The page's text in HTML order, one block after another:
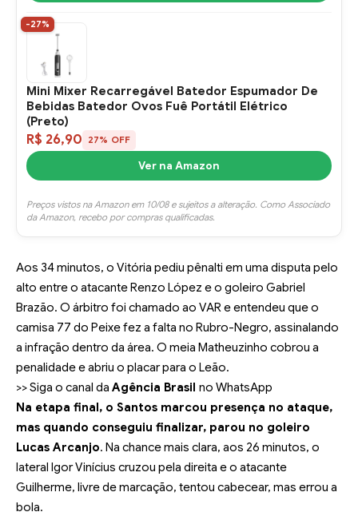
-27%
Mini Mixer Recarregável Batedor Espumador De
Bebidas Batedor Ovos Fuê Portátil Elétrico
(Preto)
R$ 26,90 27% OFF
Ver na Amazon
Preços vistos na Amazon em 10/08 e sujeitos a alteração. Como Associado
da Amazon, recebo por compras qualificadas.
Aos 34 minutos, o Vitória pediu pênalti em uma disputa pelo
alto entre o atacante Renzo López e o goleiro Gabriel
Brazão. O árbitro foi chamado ao VAR e entendeu que o
camisa 77 do Peixe fez a falta no Rubro-Negro, assinalando
a infração dentro da área. O meia Matheuzinho cobrou a
penalidade e abriu o placar para o Leão.
>> Siga o canal da Agência Brasil no WhatsApp
Na etapa final, o Santos marcou presença no ataque,
mas quando conseguiu finalizar, parou no goleiro
Lucas Arcanjo. Na chance mais clara, aos 26 minutos, o
lateral Igor Vinícius cruzou pela direita e o atacante
Guilherme, livre de marcação, tentou cabecear, mas errou a
bola.